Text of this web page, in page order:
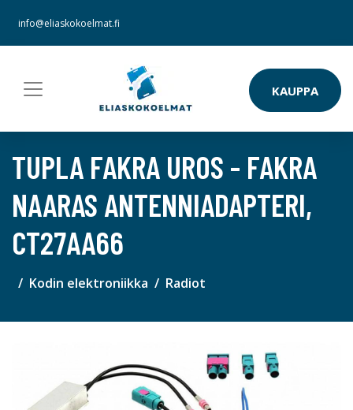
info@eliaskokoelmat.fi
KAUPPA
TUPLA FAKRA UROS - FAKRA
NAARAS ANTENNIADAPTERI,
CT27AA66
Kodin elektroniikka Radiot